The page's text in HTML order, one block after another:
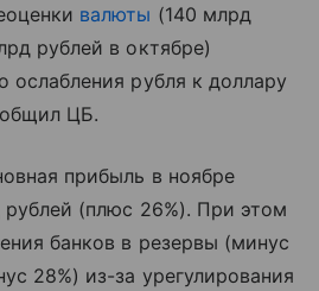
валюты (140 млрд
рублей в октябре)
ослабления рубля к доллару
ЦБ.
прибыль в ноябре
(плюс 26%). При этом
банков в резервы (минус
28%) из-за урегулирования